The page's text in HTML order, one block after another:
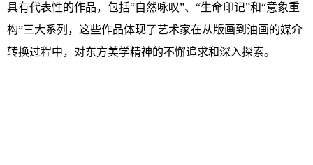
具有代表性的作品，包括“自然咏叹”、“生命印记”和“意象重
构”三大系列，这些作品体现了艺术家在从版画到油画的媒介
转换过程中，对东方美学精神的不懈追求和深入探索。